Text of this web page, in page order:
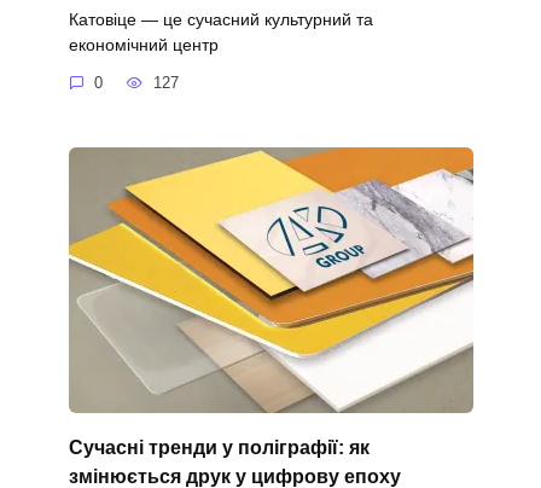
Катовіце — це сучасний культурний та
економічний центр
0 127
Сучасні тренди у поліграфії: як
змінюється друк у цифрову епоху